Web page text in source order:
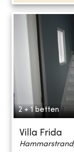
2 + 1 betten
Villa Frida